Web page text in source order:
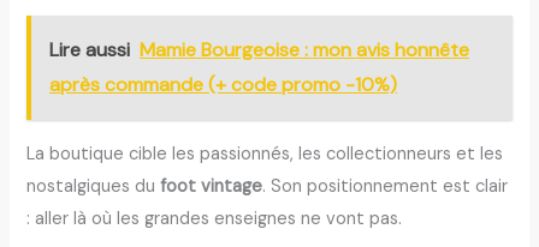
Lire aussi Mamie Bourgeoise : mon avis honnête
après commande (+ code promo -10%)
La boutique cible les passionnés, les collectionneurs et les
nostalgiques dufoot vintage. Son positionnement est clair
: aller là où les grandes enseignes ne vont pas.